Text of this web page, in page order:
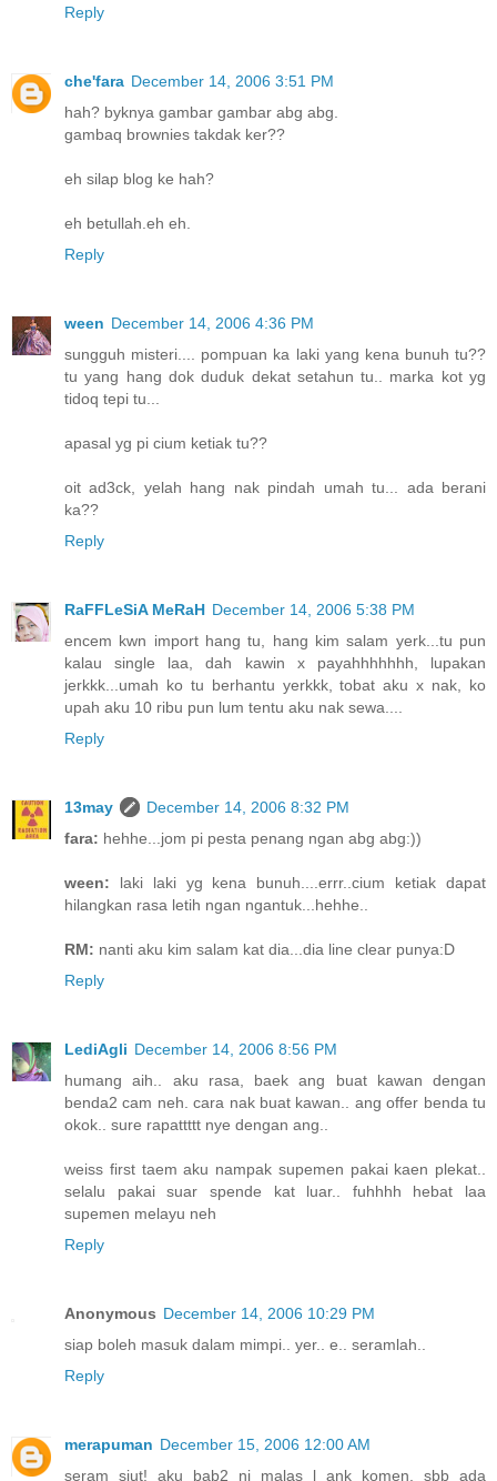
Reply
che'fara December 14, 2006 3:51 PM
hah? byknya gambar gambar abg abg.
gambaq brownies takdak ker??
eh silap blog ke hah?
eh betullah.eh eh.
Reply
ween December 14, 2006 4:36 PM
sungguh misteri.... pompuan ka laki yang kena bunuh tu??
tu yang hang dok duduk dekat setahun tu.. marka kot yg
tidoq tepi tu...
apasal yg pi cium ketiak tu??
oit ad3ck, yelah hang nak pindah umah tu... ada berani
ka??
Reply
RaFFLeSiA MeRaH December 14, 2006 5:38 PM
encem kwn import hang tu, hang kim salam yerk...tu pun
kalau single laa, dah kawin x payahhhhhhh, lupakan
jerkkk...umah ko tu berhantu yerkkk, tobat aku x nak, ko
upah aku 10 ribu pun lum tentu aku nak sewa....
Reply
13may
December 14, 2006 8:32 PM
fara: hehhe...jom pi pesta penang ngan abg abg:))
ween: laki laki yg kena bunuh....errr..cium ketiak dapat
hilangkan rasa letih ngan ngantuk...hehhe..
RM: nanti aku kim salam kat dia...dia line clear punya:D
Reply
LediAgli December 14, 2006 8:56 PM
humang aih.. aku rasa, baek ang buat kawan dengan
benda2 cam neh. cara nak buat kawan.. ang offer benda tu
okok.. sure rapattttt nye dengan ang..
weiss first taem aku nampak supemen pakai kaen plekat..
selalu pakai suar spende kat luar.. fuhhhh hebat laa
supemen melayu neh
Reply
Anonymous December 14, 2006 10:29 PM
siap boleh masuk dalam mimpi.. yer.. e.. seramlah..
Reply
merapuman December 15, 2006 12:00 AM
seram siut! aku bab2 ni malas l ank komen, sbb ada